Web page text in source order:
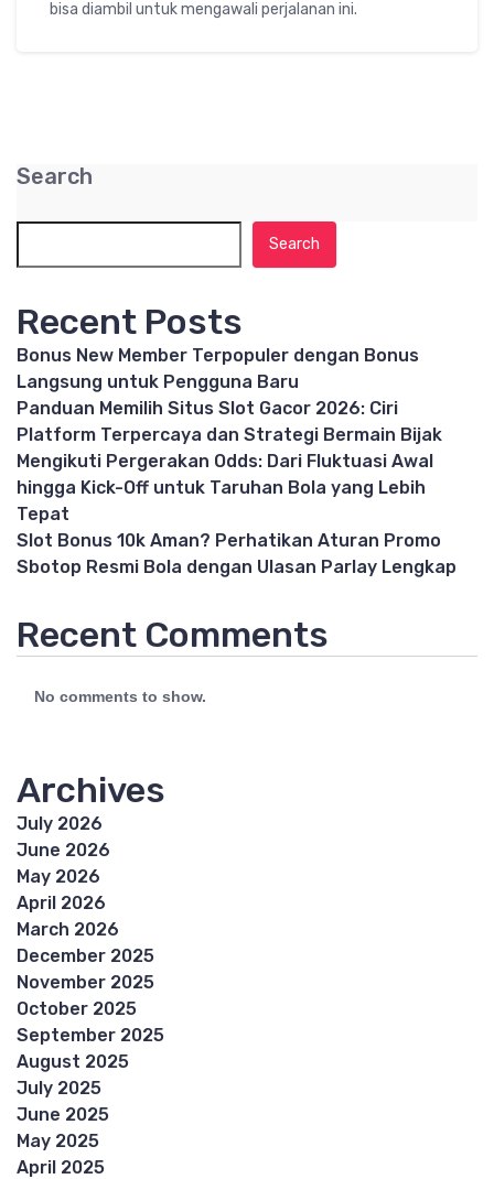
bisa diambil untuk mengawali perjalanan ini.
Search
Search
Recent Posts
Bonus New Member Terpopuler dengan Bonus
Langsung untuk Pengguna Baru
Panduan Memilih Situs Slot Gacor 2026: Ciri
Platform Terpercaya dan Strategi Bermain Bijak
Mengikuti Pergerakan Odds: Dari Fluktuasi Awal
hingga Kick-Off untuk Taruhan Bola yang Lebih
Tepat
Slot Bonus 10k Aman? Perhatikan Aturan Promo
Sbotop Resmi Bola dengan Ulasan Parlay Lengkap
Recent Comments
No comments to show.
Archives
July 2026
June 2026
May 2026
April 2026
March 2026
December 2025
November 2025
October 2025
September 2025
August 2025
July 2025
June 2025
May 2025
April 2025